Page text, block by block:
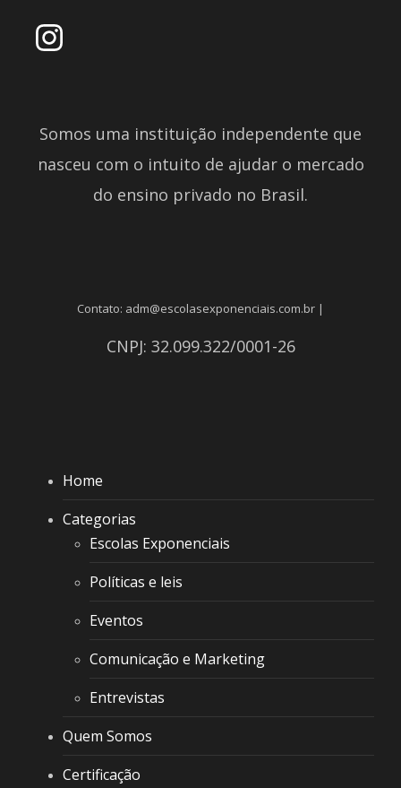
Somos uma instituição independente que
nasceu com o intuito de ajudar o mercado
do ensino privado no Brasil.
Contato: adm@escolasexponenciais.com.br |
CNPJ: 32.099.322/0001-26
Home
Categorias
Escolas Exponenciais
Políticas e leis
Eventos
Comunicação e Marketing
Entrevistas
Quem Somos
Certificação